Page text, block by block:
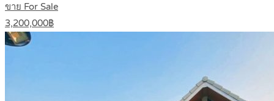
ขาย For Sale
3,200,000฿